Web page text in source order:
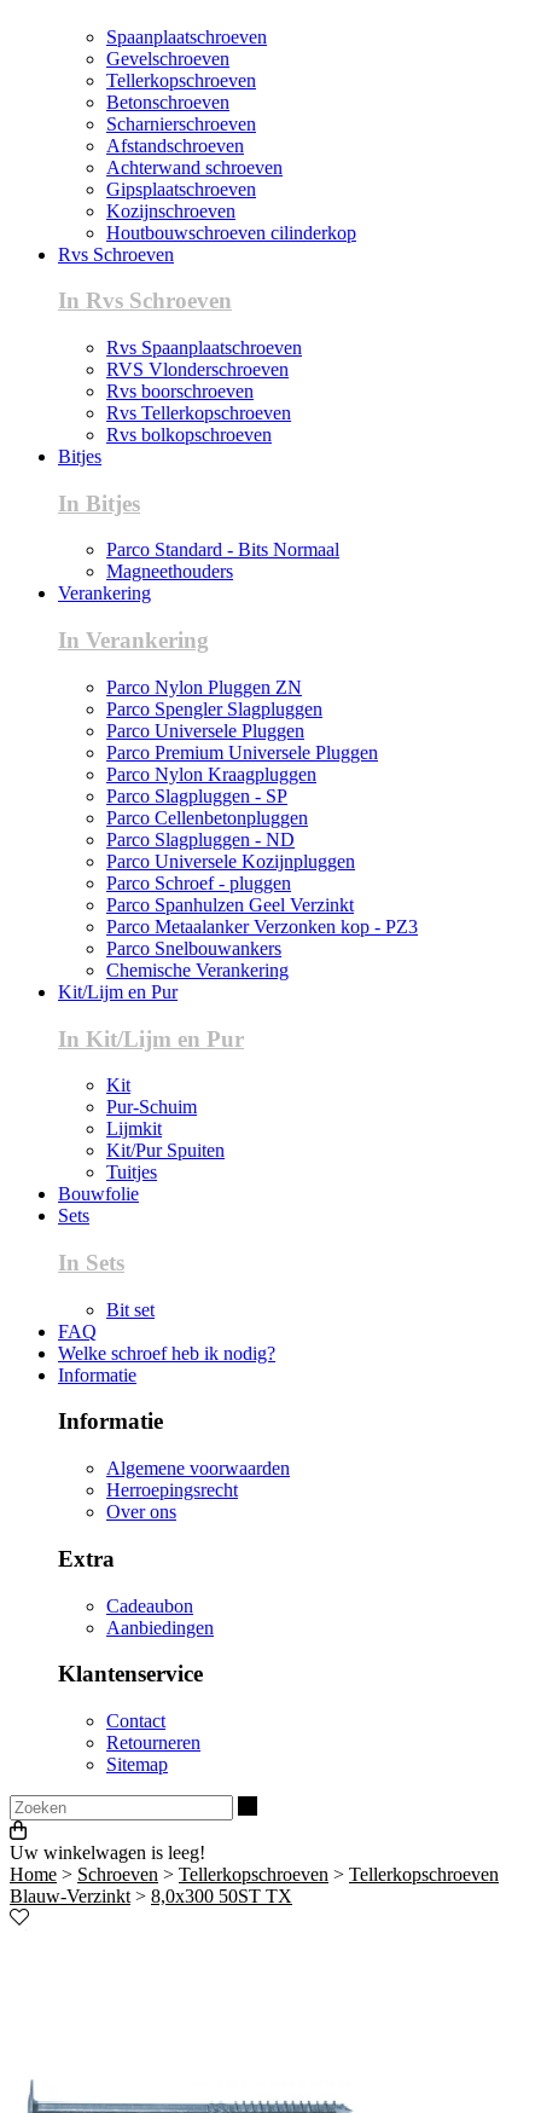
Spaanplaatschroeven
Gevelschroeven
Tellerkopschroeven
Betonschroeven
Scharnierschroeven
Afstandschroeven
Achterwand schroeven
Gipsplaatschroeven
Kozijnschroeven
Houtbouwschroeven cilinderkop
Rvs Schroeven
In Rvs Schroeven
Rvs Spaanplaatschroeven
RVS Vlonderschroeven
Rvs boorschroeven
Rvs Tellerkopschroeven
Rvs bolkopschroeven
Bitjes
In Bitjes
Parco Standard - Bits Normaal
Magneethouders
Verankering
In Verankering
Parco Nylon Pluggen ZN
Parco Spengler Slagpluggen
Parco Universele Pluggen
Parco Premium Universele Pluggen
Parco Nylon Kraagpluggen
Parco Slagpluggen - SP
Parco Cellenbetonpluggen
Parco Slagpluggen - ND
Parco Universele Kozijnpluggen
Parco Schroef - pluggen
Parco Spanhulzen Geel Verzinkt
Parco Metaalanker Verzonken kop - PZ3
Parco Snelbouwankers
Chemische Verankering
Kit/Lijm en Pur
In Kit/Lijm en Pur
Kit
Pur-Schuim
Lijmkit
Kit/Pur Spuiten
Tuitjes
Bouwfolie
Sets
In Sets
Bit set
FAQ
Welke schroef heb ik nodig?
Informatie
Informatie
Algemene voorwaarden
Herroepingsrecht
Over ons
Extra
Cadeaubon
Aanbiedingen
Klantenservice
Contact
Retourneren
Sitemap
Uw winkelwagen is leeg!
Home > Schroeven > Tellerkopschroeven > Tellerkopschroeven
Blauw-Verzinkt > 8,0x300 50ST TX